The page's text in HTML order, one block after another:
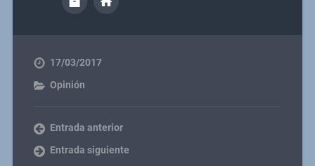
17/03/2017
Opinión
Entrada anterior
Entrada siguiente